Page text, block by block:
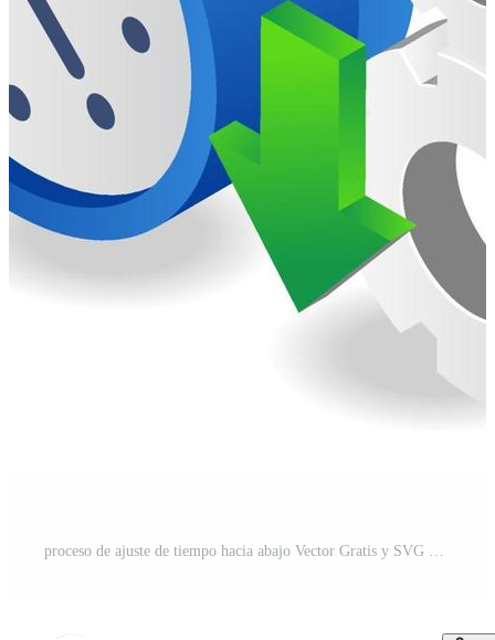
proceso de ajuste de tiempo hacia abajo Vector Gratis y SVG Gratis